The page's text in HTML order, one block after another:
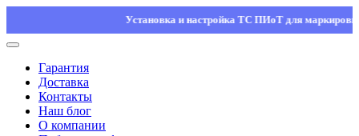
Установка и настройка ТС ПИоТ для маркировки —
Гарантия
Доставка
Контакты
Наш блог
О компании